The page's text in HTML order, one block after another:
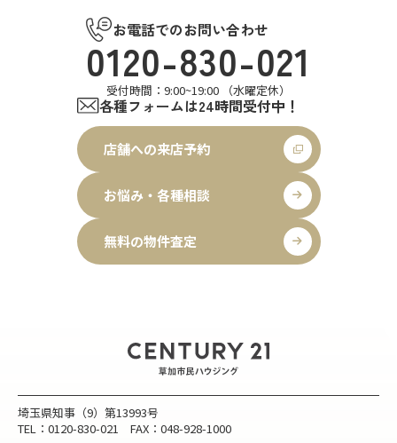
お電話でのお問い合わせ
0120-830-021
受付時間：9:00~19:00 （水曜定休）
各種フォームは24時間受付中！
店舗への来店予約
お悩み・各種相談
無料の物件査定
埼玉県知事（9）第13993号
TEL：0120-830-021 FAX：048-928-1000